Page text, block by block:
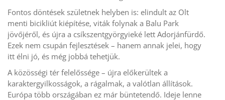
Fontos döntések születnek helyben is: elindult az Olt
menti bicikliút kiépítése, viták folynak a Balu Park
jövőjéről, és újra a csíkszentgyörgyieké lett Adorjánfürdő.
Ezek nem csupán fejlesztések – hanem annak jelei, hogy
itt élni jó, és még jobbá tehetjük.
A közösségi tér felelőssége – újra előkerültek a
karaktergyilkosságok, a rágalmak, a valótlan állítások.
Európa több országában ez már büntetendő. Ideje lenne